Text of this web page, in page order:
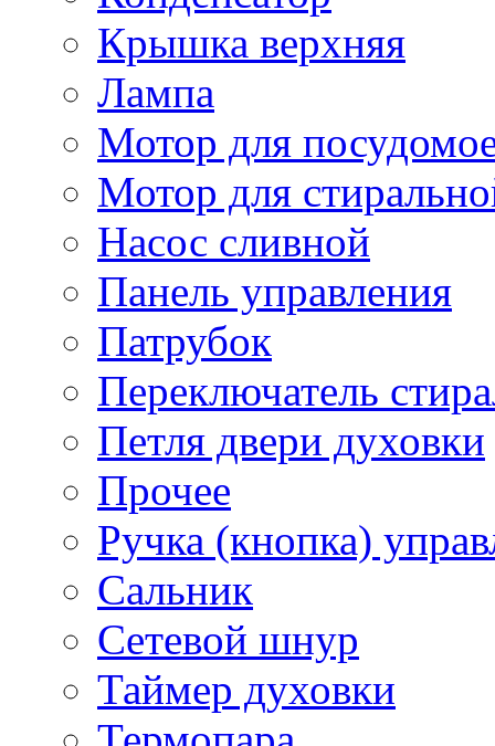
Крышка верхняя
Лампа
Мотор для
Мотор для
Насос сливной
Панель управления
Патрубок
Переключатель
Петля двери духовки
Прочее
Ручка (кнопка)
Сальник
Сетевой шнур
Таймер духовки